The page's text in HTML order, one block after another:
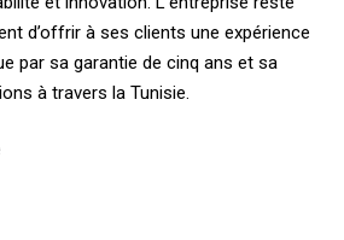
d’offrir à ses clients une expérience
par sa garantie de cinq ans et sa
à travers la Tunisie.